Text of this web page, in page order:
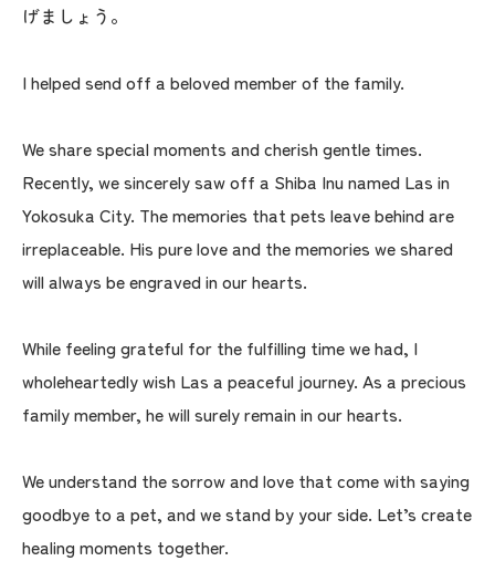
げましょう。
I helped send off a beloved member of the family.
We share special moments and cherish gentle times.
Recently, we sincerely saw off a Shiba Inu named Las in
Yokosuka City. The memories that pets leave behind are
irreplaceable. His pure love and the memories we shared
will always be engraved in our hearts.
While feeling grateful for the fulfilling time we had, I
wholeheartedly wish Las a peaceful journey. As a precious
family member, he will surely remain in our hearts.
We understand the sorrow and love that come with saying
goodbye to a pet, and we stand by your side. Let’s create
healing moments together.